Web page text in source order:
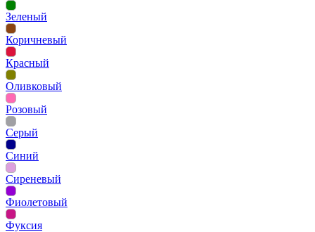
Зеленый
Коричневый
Красный
Оливковый
Розовый
Серый
Синий
Сиреневый
Фиолетовый
Фуксия